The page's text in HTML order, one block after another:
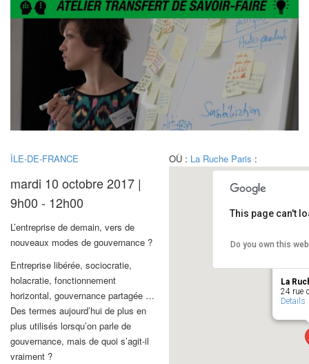
ÎLE-DE-FRANCE
mardi 10 octobre 2017 |
9h00 - 12h00
L’entreprise de demain, vers de
nouveaux modes de gouvernance ?
Entreprise libérée, sociocratie,
holacratie, fonctionnement
horizontal, gouvernance partagée …
Des termes aujourd’hui de plus en
plus utilisés lorsqu’on parle de
gouvernance, mais de quoi s’agit-il
vraiment ?
OÙ : La Ruche Paris :
La
24 rue
Details
This page can't
Do you own this